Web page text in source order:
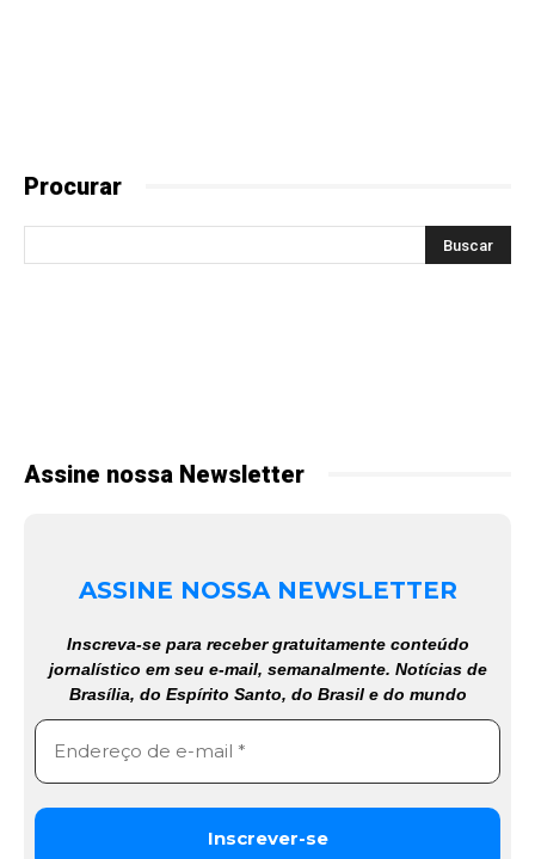
Procurar
Assine nossa Newsletter
ASSINE NOSSA NEWSLETTER
Inscreva-se para receber gratuitamente conteúdo
jornalístico em seu e-mail, semanalmente. Notícias de
Brasília, do Espírito Santo, do Brasil e do mundo